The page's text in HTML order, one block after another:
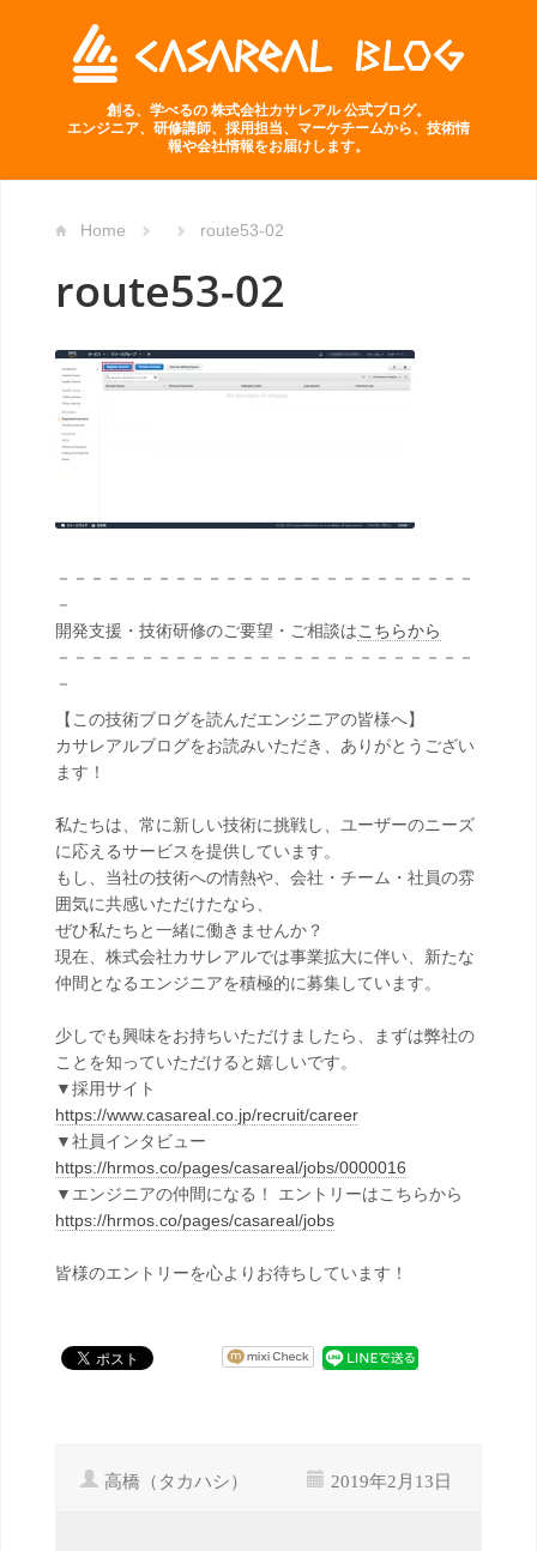
創る、学べるの 株式会社カサレアル 公式ブログ。
エンジニア、研修講師、採用担当、マーケチームから、技術情
報や会社情報をお届けします。
Home route53-02
route53-02
－－－－－－－－－－－－－－－－－－－－－－－－－
－
開発支援・技術研修のご要望・ご相談はこちらから
－－－－－－－－－－－－－－－－－－－－－－－－－
－
【この技術ブログを読んだエンジニアの皆様へ】
カサレアルブログをお読みいただき、ありがとうござい
ます！
私たちは、常に新しい技術に挑戦し、ユーザーのニーズ
に応えるサービスを提供しています。
もし、当社の技術への情熱や、会社・チーム・社員の雰
囲気に共感いただけたなら、
ぜひ私たちと一緒に働きませんか？
現在、株式会社カサレアルでは事業拡大に伴い、新たな
仲間となるエンジニアを積極的に募集しています。
少しでも興味をお持ちいただけましたら、まずは弊社の
ことを知っていただけると嬉しいです。
▼採用サイト
https://www.casareal.co.jp/recruit/career
▼社員インタビュー
https://hrmos.co/pages/casareal/jobs/0000016
▼エンジニアの仲間になる！ エントリーはこちらから
https://hrmos.co/pages/casareal/jobs
皆様のエントリーを心よりお待ちしています！
高橋（タカハシ） 2019年2月13日